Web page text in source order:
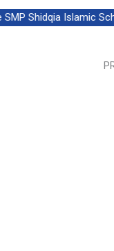
Shidqia Islamic